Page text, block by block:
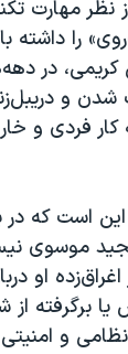
مهارت
را داشته
کریمی، در
شدن و
کار فردی و
است که در
موسوی
او
برگرفته از
و